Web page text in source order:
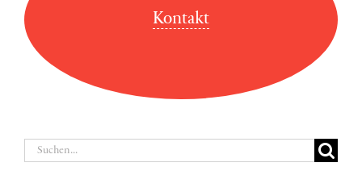
Kontakt
Suche